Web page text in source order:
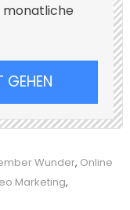
GEHEN
Wunder, Online
Marketing,